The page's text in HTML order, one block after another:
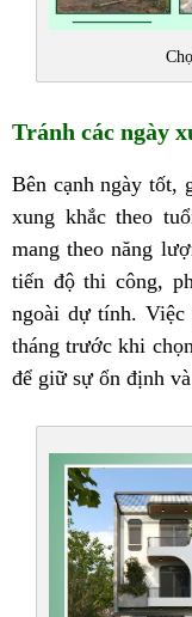
Tránh các ngày
Bên cạnh ngày tốt,
xung khắc theo
mang theo năng
tiến độ thi công,
ngoài dự tính. Việc
tháng trước khi
để giữ sự ổn định